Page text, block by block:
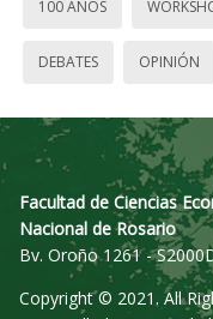
100 AÑOS
DEBATES OPINIÓN
Facultad de Ciencias
Nacional de Rosario
Bv. Oroño 1261 -
Copyright © 2021. All